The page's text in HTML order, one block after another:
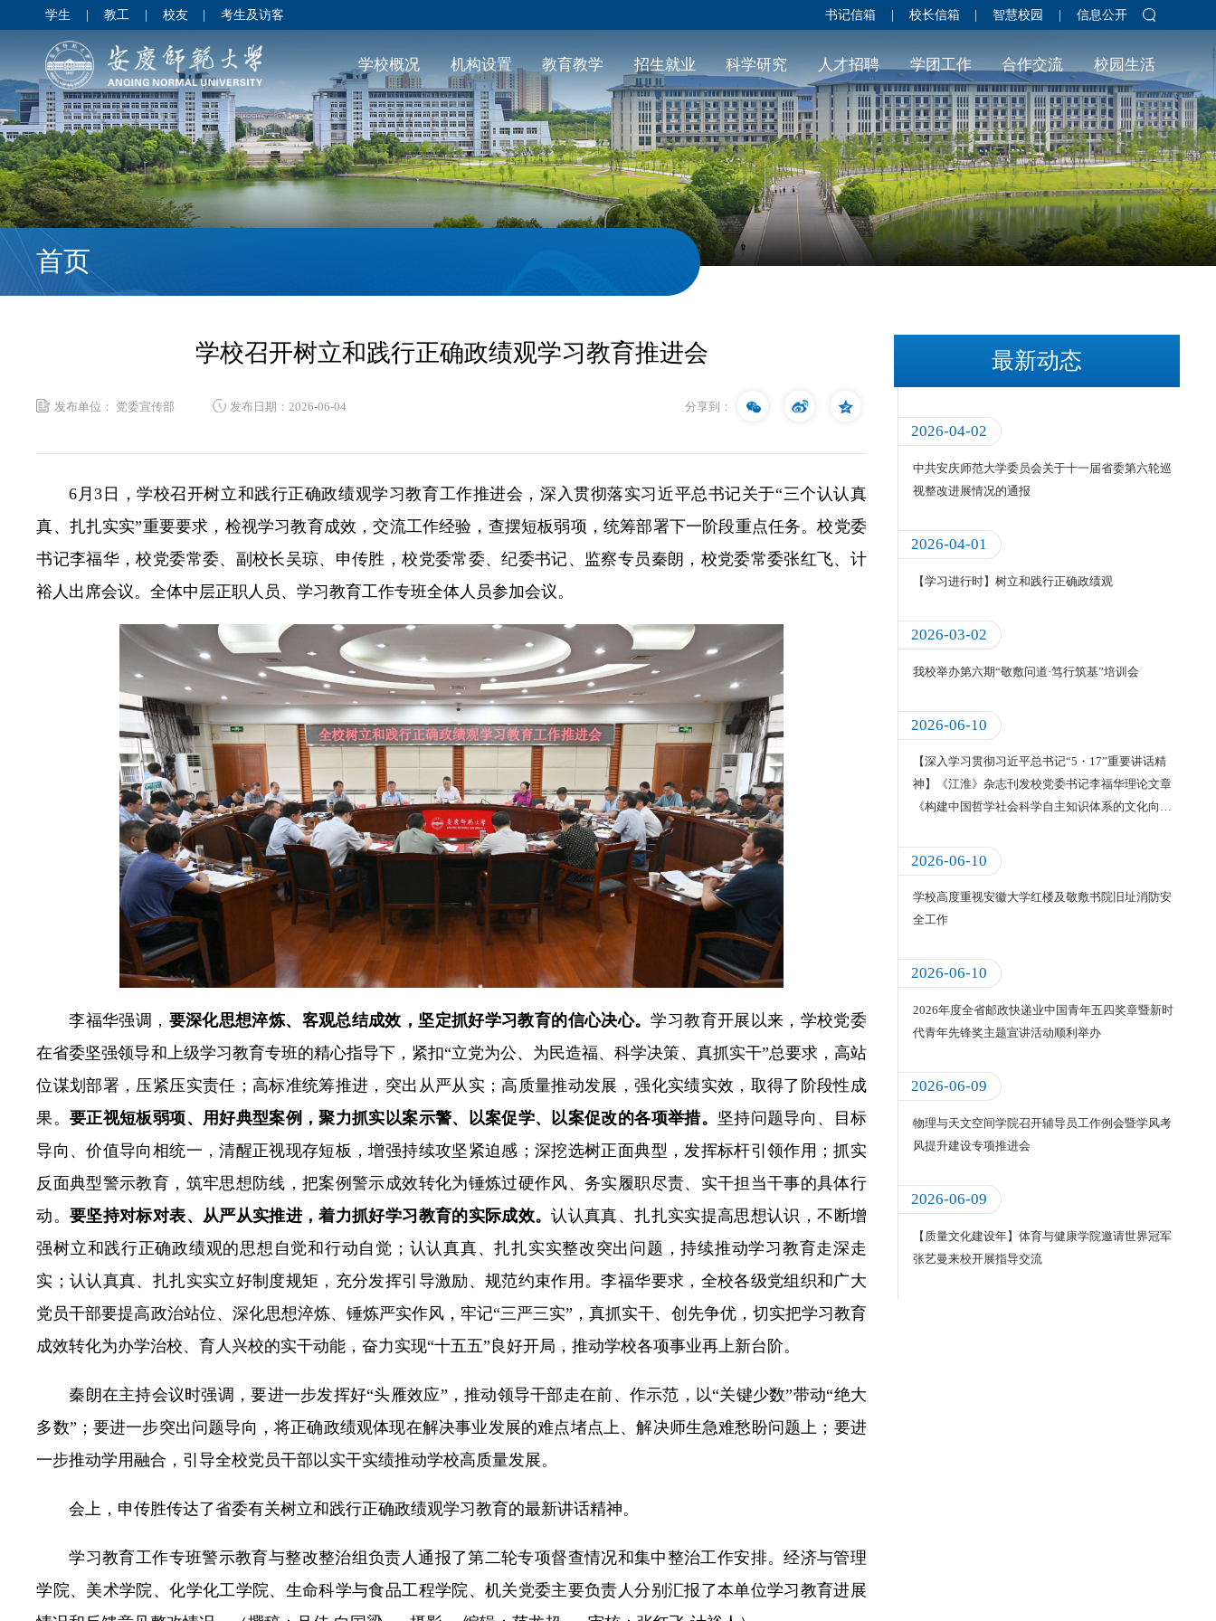
学生 教工 校友 考生及访客 书记信箱 校长信箱 智慧校园 信息公开
学校概况 机构设置 教育教学 招生就业 科学研究 人才招聘 学团工作 合作交流 校园生活
首页
学校召开树立和践行正确政绩观学习教育推进会
发布单位： 党委宣传部 发布日期：2026-06-04 分享到：
6月3日，学校召开树立和践行正确政绩观学习教育工作推进会， 深入贯彻落实习近平总书记关于“三个认认真
真、扎扎实实”重要要求，检视学习教育成效，交流工作经验，查摆短板弱项，统筹部署下一阶段重点任务。校党委
书记李福华，校党委常委、副校长吴琼、申传胜，校党委常委、纪委书记、监察专员秦朗，校党委常委张红飞、计
裕人出席会议。全体中层正职人员、学习教育工作专班全体人员参加会议。
李福华强调， 要深化思想淬炼、客观总结成效，坚定抓好学习教育的信心决心。学习教育开展以来，学校党委
在省委坚强领导和上级学习教育专班的精心指导下，紧扣“立党为公、为民造福、科学决策、真抓实干”总要求，高站
位谋划部署，压紧压实责任；高标准统筹推进，突出从严从实；高质量推动发展，强化实绩实效，取得了阶段性成
果。要正视短板弱项、用好典型案例，聚力抓实以案示警、以案促学、以案促改的各项举措。 坚持问题导向、目标
导向、价值导向相统一，清醒正视现存短板，增强持续攻坚紧迫感；深挖选树正面典型，发挥标杆引领作用；抓实
反面典型警示教育，筑牢思想防线，把案例警示成效转化为锤炼过硬作风、务实履职尽责、实干担当干事的具体行
动。要坚持对标对表、从严从实推进，着力抓好学习教育的实际成效。认认真真、扎扎实实提高思想认识，不断增
强树立和践行正确政绩观的思想自觉和行动自觉；认认真真、扎扎实实整改突出问题，持续推动学习教育走深走
实；认认真真、扎扎实实立好制度规矩，充分发挥引导激励、规范约束作用。李福华要求，全校各级党组织和广大
党员干部要提高政治站位、深化思想淬炼、锤炼严实作风，牢记“三严三实”，真抓实干、创先争优，切实把学习教育
成效转化为办学治校、育人兴校的实干动能，奋力实现“十五五”良好开局，推动学校各项事业再上新台阶。
秦朗在主持会议时强调，要进一步发挥好“头雁效应”，推动领导干部走在前、作示范，以“关键少数”带动“绝大
多数”；要进一步突出问题导向，将正确政绩观体现在解决事业发展的难点堵点上、解决师生急难愁盼问题上；要进
一步推动学用融合，引导全校党员干部以实干实绩推动学校高质量发展。
会上，申传胜传达了省委有关树立和践行正确政绩观学习教育的最新讲话精神。
学习教育工作专班警示教育与整改整治组负责人通报了第二轮专项督查情况和集中整治工作安排。经济与管理
学院、美术学院、化学化工学院、生命科学与食品工程学院、机关党委主要负责人分别汇报了本单位学习教育进展
最新动态
2026-04-02
中共安庆师范大学委员会关于十一届省委第六轮巡
视整改进展情况的通报
2026-04-01
【学习进行时】树立和践行正确政绩观
2026-03-02
我校举办第六期“敬敷问道·笃行筑基”培训会
2026-06-10
【深入学习贯彻习近平总书记“5・17”重要讲话精
神】《江淮》杂志刊发校党委书记李福华理论文章
《构建中国哲学社会科学自主知识体系的文化向
2026-06-10
学校高度重视安徽大学红楼及敬敷书院旧址消防安
全工作
2026-06-10
2026年度全省邮政快递业中国青年五四奖章暨新时
代青年先锋奖主题宣讲活动顺利举办
2026-06-09
物理与天文空间学院召开辅导员工作例会暨学风考
风提升建设专项推进会
2026-06-09
【质量文化建设年】体育与健康学院邀请世界冠军
张艺曼来校开展指导交流